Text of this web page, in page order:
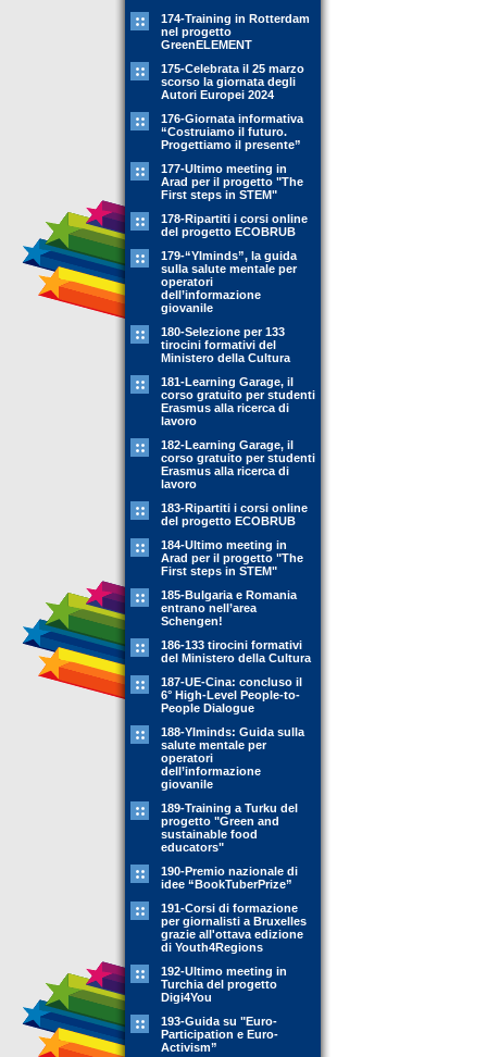
174-Training in Rotterdam
nel progetto
GreenELEMENT
175-Celebrata il 25 marzo
scorso la giornata degli
Autori Europei 2024
176-Giornata informativa
“Costruiamo il futuro.
Progettiamo il presente”
177-Ultimo meeting in
Arad per il progetto "The
First steps in STEM"
178-Ripartiti i corsi online
del progetto ECOBRUB
179-“YIminds”, la guida
sulla salute mentale per
operatori
dell’informazione
giovanile
180-Selezione per 133
tirocini formativi del
Ministero della Cultura
181-Learning Garage, il
corso gratuito per studenti
Erasmus alla ricerca di
lavoro
182-Learning Garage, il
corso gratuito per studenti
Erasmus alla ricerca di
lavoro
183-Ripartiti i corsi online
del progetto ECOBRUB
184-Ultimo meeting in
Arad per il progetto "The
First steps in STEM"
185-Bulgaria e Romania
entrano nell’area
Schengen!
186-133 tirocini formativi
del Ministero della Cultura
187-UE-Cina: concluso il
6° High-Level People-to-
People Dialogue
188-YIminds: Guida sulla
salute mentale per
operatori
dell’informazione
giovanile
189-Training a Turku del
progetto "Green and
sustainable food
educators"
190-Premio nazionale di
idee “BookTuberPrize”
191-Corsi di formazione
per giornalisti a Bruxelles
grazie all'ottava edizione
di Youth4Regions
192-Ultimo meeting in
Turchia del progetto
Digi4You
193-Guida su "Euro-
Participation e Euro-
Activism”